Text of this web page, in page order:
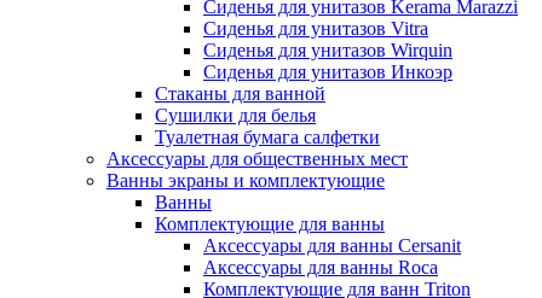
Сиденья для унитазов Kerama Marazzi
Сиденья для унитазов Vitra
Сиденья для унитазов Wirquin
Сиденья для унитазов Инкоэр
Стаканы для ванной
Сушилки для белья
Туалетная бумага салфетки
Аксессуары для общественных мест
Ванны экраны и комплектующие
Ванны
Комплектующие для ванны
Аксессуары для ванны Cersanit
Аксессуары для ванны Roca
Комплектующие для ванн Triton